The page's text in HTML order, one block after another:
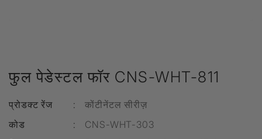
फुल पेडेस्टल फॉर CNS-WHT-811
प्रोडक्ट रेंज :
कोंटीनेंटल सीरीज़
कोड
:
CNS-WHT-303